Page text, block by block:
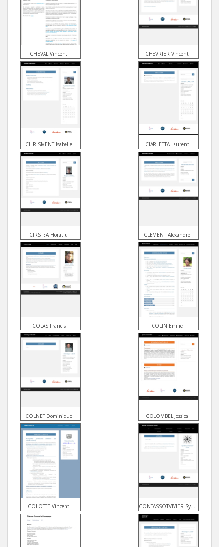
CHEVAL Vincent CHEVRIER Vincent
CHRISMENT Isabelle CIARLETTA Laurent
CIRSTEA Horatiu CLEMENT Alexandre
COLAS Francis COLIN Emilie
COLNET Dominique COLOMBEL Jessica
COLOTTE Vincent CONTASSOTVIVIER Sylvain